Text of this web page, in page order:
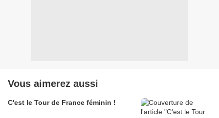
Vous aimerez aussi
C'est le Tour de France féminin !